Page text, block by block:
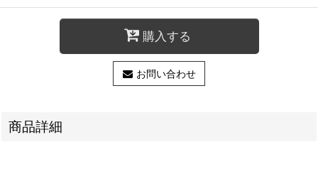
購入する
お問い合わせ
商品詳細